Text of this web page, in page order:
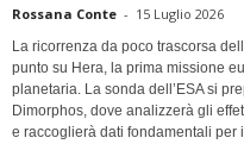
Rossana Conte - 15 Luglio 2026
La ricorrenza da poco trascorsa
punto su Hera, la prima missione
planetaria. La sonda dell’ESA si
Dimorphos, dove analizzerà gli
e raccoglierà dati fondamentali per